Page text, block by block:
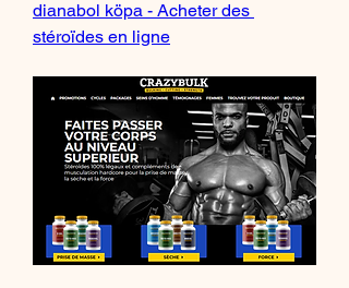
dianabol köpa - Acheter des
stéroïdes en ligne